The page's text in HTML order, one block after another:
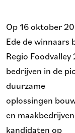
Op 16 oktober
Ede de winnaars
Regio
bedrijven in de
duurzame
oplossingen
en
kandidaten op